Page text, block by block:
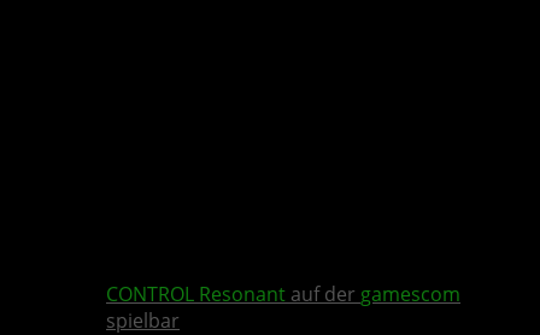
CONTROL Resonant auf der gamescom
spielbar